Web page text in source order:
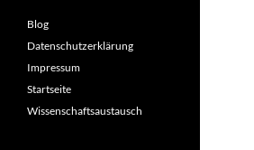
Blog
Datenschutzerklärung
Impressum
Startseite
Wissenschaftsaustausch